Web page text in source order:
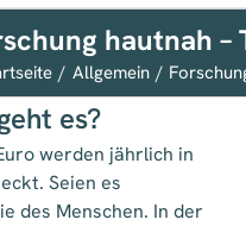
hautnah –
Allgemein
es?
werden jährlich in
Seien es
des Menschen. In der